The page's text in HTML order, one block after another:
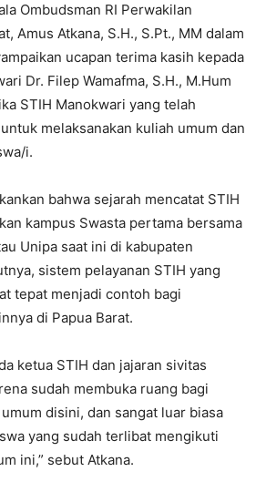
Ombudsman RI Perwakilan
Amus Atkana, S.H., S.Pt., MM dalam
ucapan terima kasih kepada
Dr. Filep Wamafma, S.H., M.Hum
STIH Manokwari yang telah
melaksanakan kuliah umum dan
i.
bahwa sejarah mencatat STIH
kampus Swasta pertama bersama
Unipa saat ini di kabupaten
sistem pelayanan STIH yang
tepat menjadi contoh bagi
di Papua Barat.
ketua STIH dan jajaran sivitas
sudah membuka ruang bagi
disini, dan sangat luar biasa
yang sudah terlibat mengikuti
ini,” sebut Atkana.